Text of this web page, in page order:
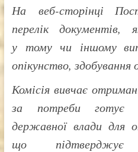
На веб-сторінці
перелік документів,
у тому чи іншому
опікунство,
Комісія вивчає
за потреби готує
державної влади для
що підтверджує